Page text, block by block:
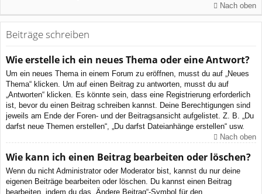
Nach oben
Beiträge schreiben
Wie erstelle ich ein neues Thema oder eine Antwort?
Um ein neues Thema in einem Forum zu eröffnen, musst du auf „Neues
Thema“ klicken. Um auf einen Beitrag zu antworten, musst du auf
„Antworten“ klicken. Es könnte sein, dass eine Registrierung erforderlich
ist, bevor du einen Beitrag schreiben kannst. Deine Berechtigungen sind
jeweils am Ende der Foren- und der Beitragsansicht aufgelistet. Z. B. „Du
darfst neue Themen erstellen“, „Du darfst Dateianhänge erstellen“ usw.
Nach oben
Wie kann ich einen Beitrag bearbeiten oder löschen?
Wenn du nicht Administrator oder Moderator bist, kannst du nur deine
eigenen Beiträge bearbeiten oder löschen. Du kannst einen Beitrag
bearbeiten, indem du das „Ändere Beitrag“-Symbol für den